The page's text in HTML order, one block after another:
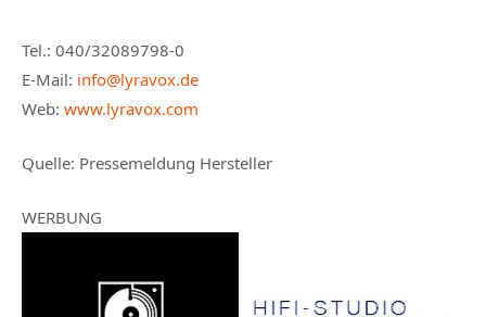
Tel.: 040/32089798-0
E-Mail: info@lyravox.de
Web: www.lyravox.com
Quelle: Pressemeldung Hersteller
WERBUNG